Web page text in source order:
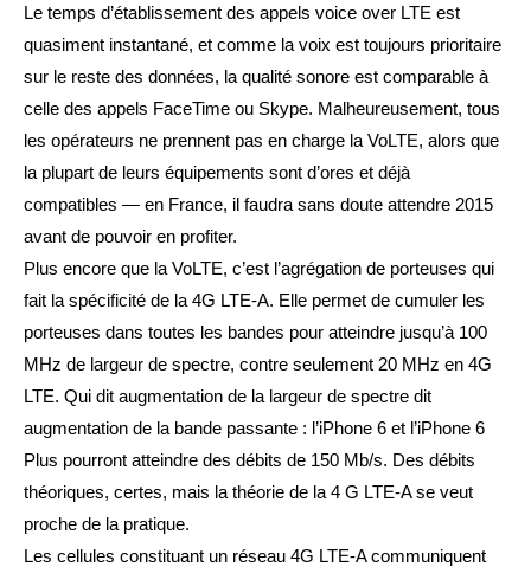
Le temps d’établissement des appels voice over LTE est
quasiment instantané, et comme la voix est toujours prioritaire
sur le reste des données, la qualité sonore est comparable à
celle des appels FaceTime ou Skype. Malheureusement, tous
les opérateurs ne prennent pas en charge la VoLTE, alors que
la plupart de leurs équipements sont d’ores et déjà
compatibles — en France, il faudra sans doute attendre 2015
avant de pouvoir en profiter.
Plus encore que la VoLTE, c’est l’agrégation de porteuses qui
fait la spécificité de la 4G LTE-A. Elle permet de cumuler les
porteuses dans toutes les bandes pour atteindre jusqu’à 100
MHz de largeur de spectre, contre seulement 20 MHz en 4G
LTE. Qui dit augmentation de la largeur de spectre dit
augmentation de la bande passante : l’iPhone 6 et l’iPhone 6
Plus pourront atteindre des débits de 150 Mb/s. Des débits
théoriques, certes, mais la théorie de la 4 G LTE-A se veut
proche de la pratique.
Les cellules constituant un réseau 4G LTE-A communiquent